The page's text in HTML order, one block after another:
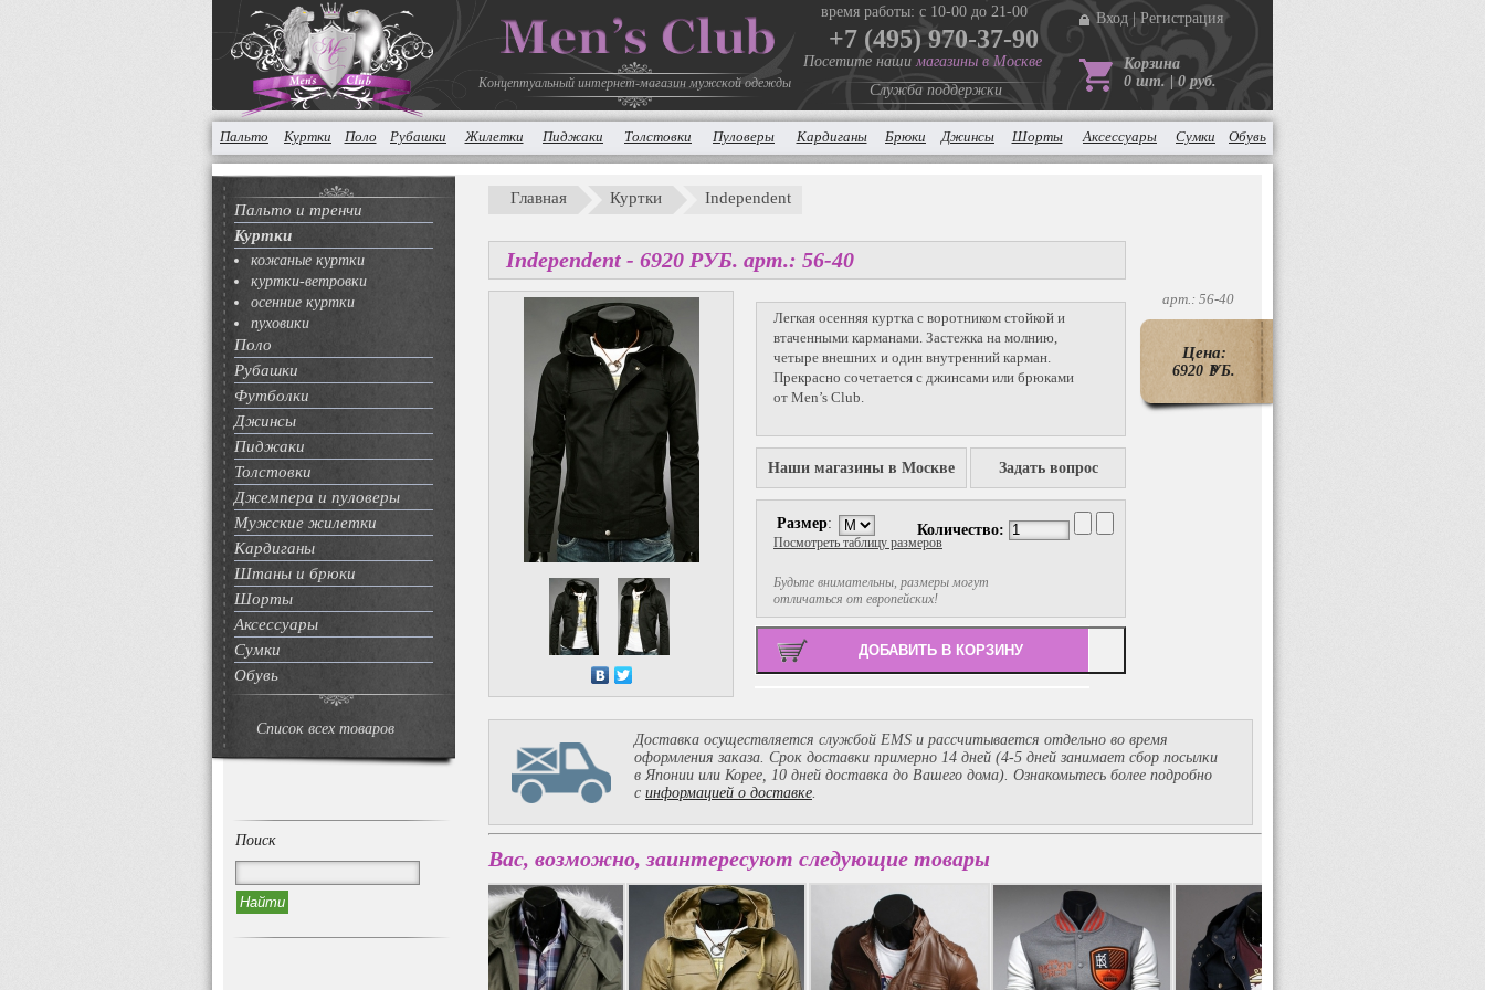
Концептуальный интернет-магазин мужской одежды
время работы: с 10-00 до 21-00
+7 (495) 970-37-90
Посетите наши магазины в Москве
Служба поддержки
Вход Регистрация
Корзина
0 шт. | 0 руб.
Пальто Куртки Поло Рубашки Жилетки Пиджаки Толстовки Пуловеры Кардиганы Брюки Джинсы Шорты Аксессуары Сумки Обувь
Пальто и тренчи
Куртки
кожаные куртки
куртки-ветровки
осенние куртки
пуховики
Поло
Рубашки
Футболки
Джинсы
Пиджаки
Толстовки
Джемпера и пуловеры
Мужские жилетки
Кардиганы
Штаны и брюки
Шорты
Аксессуары
Сумки
Обувь
Список всех товаров
Поиск
Главная Куртки Independent
Independent - 6920 PУБ. арт.: 56-40
Легкая осенняя куртка с воротником стойкой и
втаченными карманами. Застежка на молнию,
четыре внешних и один внутренний карман.
Прекрасно сочетается с джинсами или брюками
от Men’s Club.
Наши магазины в Москве Задать вопрос
Размер:
Будьте внимательны, размеры могут
отличаться от европейских!
Посмотреть таблицу размеров
Количество:
арт.: 56-40
Цена:
6920 P
УБ.
Доставка осуществляется службой EMS и рассчитывается отдельно во время
оформления заказа. Срок доставки примерно 14 дней (4-5 дней занимает сбор посылки
в Японии или Корее, 10 дней доставка до Вашего дома). Ознакомьтесь более подробно
с информацией о доставке.
Вас, возможно, заинтересуют следующие товары